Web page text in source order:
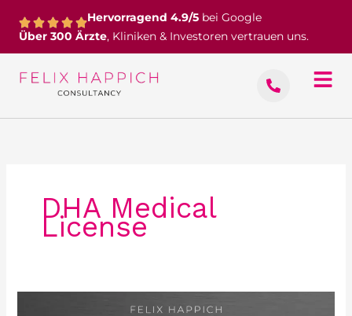
Inhalt
Hervorragend 4.9/5 bei Google
Über 300 Ärzte, Kliniken & Investoren vertrauen uns.
DHA Medical
License